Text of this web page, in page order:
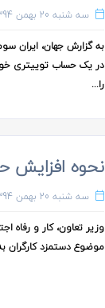
سه شنبه 20 بهمن 1394
به گزارش جهان، ایران
را...
نحوه افزایش
سه شنبه 20 بهمن 1394
وزیر تعاون، کار و رفاه
موضوع دستمزد کارگران